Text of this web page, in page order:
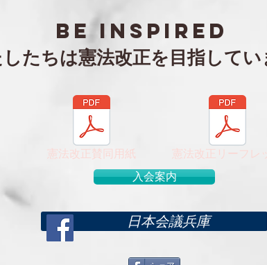
BE inspired
たちは憲法改正を目指してい
憲法改正賛同用紙 憲法改正リーフレ
入会案内
日本会議兵庫